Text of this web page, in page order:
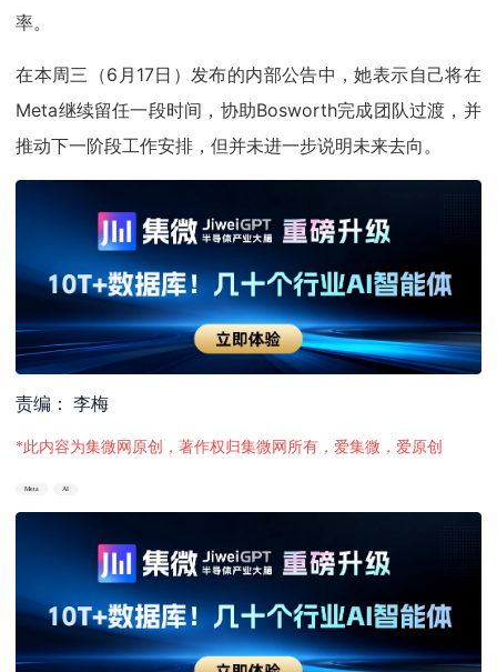
率。
在本周三（6月17日）发布的内部公告中，她表示自己将在
Meta继续留任一段时间，协助Bosworth完成团队过渡，并
推动下一阶段工作安排，但并未进一步说明未来去向。
责编： 李梅
*此内容为集微网原创，著作权归集微网所有，爱集微，爱原创
Meta AI